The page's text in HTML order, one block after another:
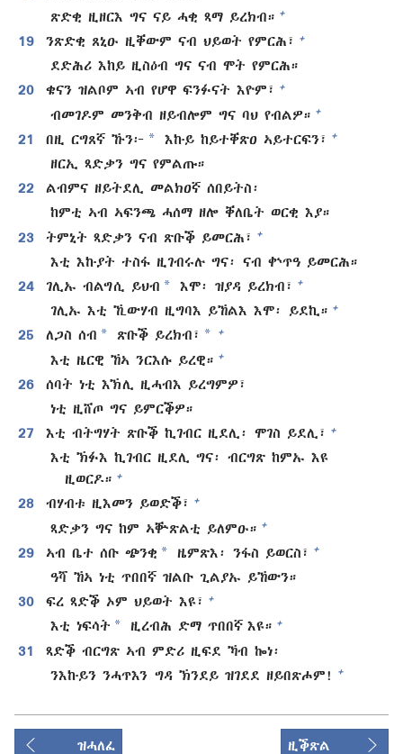
ጽድቂ ዚዘርእ ግና ናይ ሓቂ ጻማ ይረክብ። +
19 ንጽድቂ ጸኒዑ ዚቐውም ናብ ህይወት የምርሕ፣ +
ደድሕሪ እከይ ዚስዕብ ግና ናብ ሞት የምርሕ።
20
ቄናን ዝልቦም ኣብ የሆዋ ፍንፉናት እዮም፣ +
ብመገዶም መንቅብ ዘይብሎም ግና ባህ የብልዎ። +
21 በዚ ርግጸኛ ኹን፦ * እኩይ ከይተቐጽዐ ኣይተርፍን፣ +
ዘርኢ ጻድቃን ግና የምልጡ።
22
ልብምና ዘይትደሊ መልክዐኛ ሰበይትስ፡
ከምቲ ኣብ ኣፍንጫ ሓሰማ ዘሎ ቐለቤት ወርቂ እያ።
23
ትምኒት ጻድቃን ናብ ጽቡቕ ይመርሕ፣ +
እቲ እኩያት ተስፋ ዚገብሩሉ ግና፡ ናብ ቍጥዓ ይመርሕ።
24
ገሊኡ ብልግሲ ይህብ * እሞ፡ ዝያዳ ይረክብ፣ +
ገሊኡ እቲ ኺውሃብ ዚግባእ ይኸልእ እሞ፡ ይደኪ። +
25 ለጋስ ሰብ * ጽቡቕ ይረክብ፣ * +
እቲ ዜርዊ ኸኣ ንርእሱ ይረዊ። +
26
ሰባት ነቲ እኽሊ ዚሓብእ ይረግምዎ፣
ነቲ ዚሸጦ ግና ይምርቕዎ።
27
እቲ ብትግሃት ጽቡቕ ኪገብር ዚደሊ፡ ሞገስ ይደሊ፣ +
እቲ ኽፉእ ኪገብር ዚደሊ ግና፡ ብርግጽ ከምኡ እዩ
ዚወርዶ። +
28 ብሃብቱ ዚእመን ይወድቕ፣ +
ጻድቃን ግና ከም ኣቝጽልቲ ይለምዑ። +
29 ኣብ ቤተ ሰቡ ጭንቂ * ዜምጽእ፡ ንፋስ ይወርስ፣ +
ዓሻ ኸኣ ነቲ ጥበበኛ ዝልቡ ጊልያኡ ይኸውን።
30
ፍረ ጻድቕ ኦም ህይወት እዩ፣ +
እቲ ነፍሳት * ዚረብሕ ድማ ጥበበኛ እዩ። +
31
ጻድቕ ብርግጽ ኣብ ምድሪ ዚፍደ ኻብ ኰነ፡
ንእኩይን ንሓጥእን ግዳ ኽንደይ ዝገደደ ዘይበጽሖም!
+
ዝሓለፈ ዚቕጽል